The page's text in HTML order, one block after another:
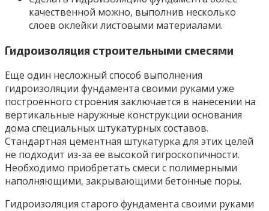
качественной можно, выполнив несколько
слоев оклейки листовыми материалами.
Гидроизоляция строительными смесями
Еще один несложный способ выполнения
гидроизоляции фундамента своими руками уже
построенного строения заключается в нанесении на
вертикальные наружные конструкции основания
дома специальных штукатурных составов.
Стандартная цементная штукатурка для этих целей
не подходит из-за ее высокой гигроскопичности.
Необходимо приобретать смеси с полимерными
наполняющими, закрывающими бетонные поры.
Гидроизоляция старого фундамента своими руками